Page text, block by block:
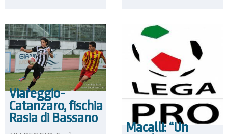
Viareggio-
Catanzaro, fischia
Rasia di Bassano
Macalli: “Un